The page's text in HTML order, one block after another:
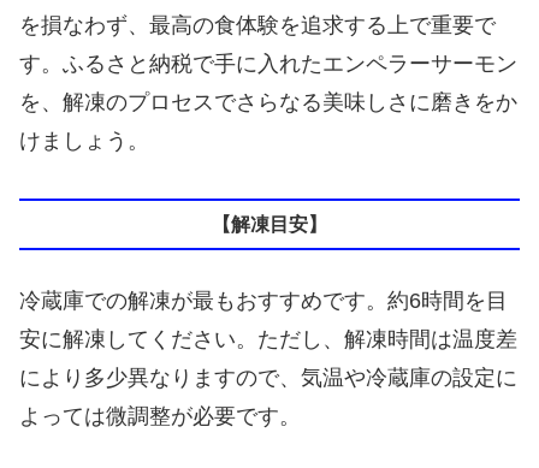
を損なわず、最高の食体験を追求する上で重要で
す。ふるさと納税で手に入れたエンペラーサーモン
を、解凍のプロセスでさらなる美味しさに磨きをか
けましょう。
【解凍目安】
冷蔵庫での解凍が最もおすすめです。約6時間を目
安に解凍してください。ただし、解凍時間は温度差
により多少異なりますので、気温や冷蔵庫の設定に
よっては微調整が必要です。